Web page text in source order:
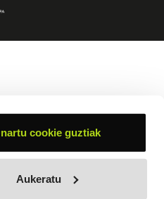
cookie guztiak
Aukeratu